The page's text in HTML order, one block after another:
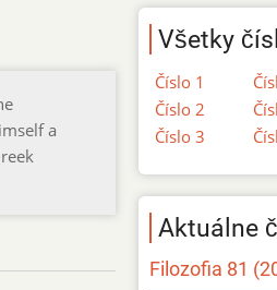
a
Všetky
Číslo 1
Číslo 2
Číslo 3
Aktuálne
Filozofia 81